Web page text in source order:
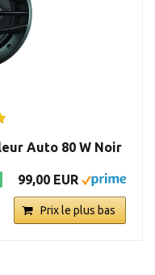
Auto 80 W Noir
99,00 EUR
Prix le plus bas